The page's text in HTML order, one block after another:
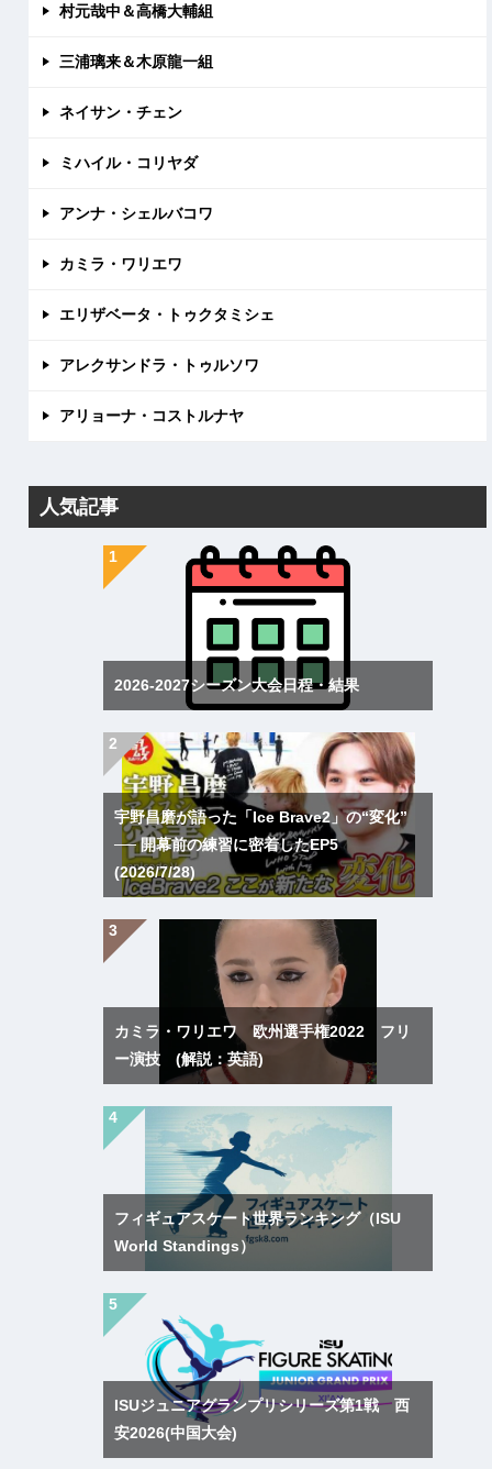
村元哉中＆高橋大輔組
三浦璃来＆木原龍一組
ネイサン・チェン
ミハイル・コリヤダ
アンナ・シェルバコワ
カミラ・ワリエワ
エリザベータ・トゥクタミシェ
アレクサンドラ・トゥルソワ
アリョーナ・コストルナヤ
人気記事
2026-2027シーズン大会日程・結果
宇野昌磨が語った「Ice Brave2」の“変化”
── 開幕前の練習に密着したEP5
(2026/7/28)
カミラ・ワリエワ 欧州選手権2022 フリ
ー演技 (解説：英語)
フィギュアスケート世界ランキング（ISU
World Standings）
ISUジュニアグランプリシリーズ第1戦 西
安2026(中国大会)